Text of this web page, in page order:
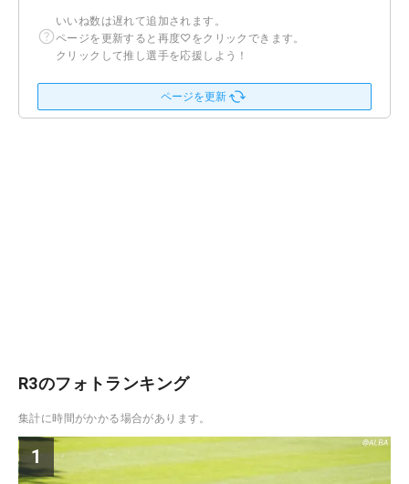
いいね数は遅れて追加されます。
ページを更新すると再度♡をクリックできます。
クリックして推し選手を応援しよう！
ページを更新
R3のフォトランキング
集計に時間がかかる場合があります。
1